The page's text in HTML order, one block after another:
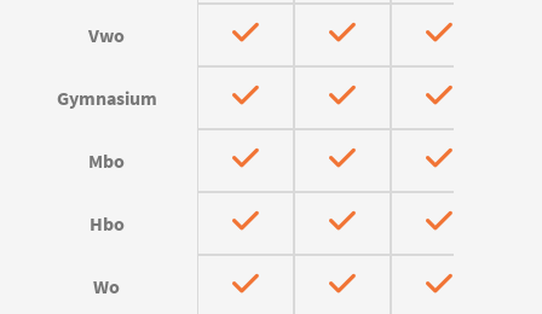
Vwo
Gymnasium
Mbo
Hbo
Wo